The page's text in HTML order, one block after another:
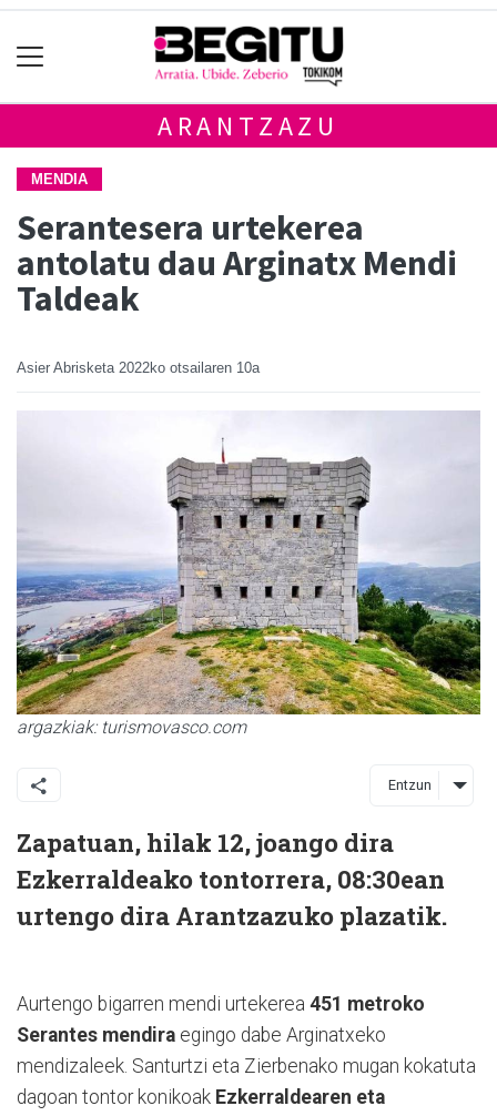
ARANTZAZU
MENDIA
Serantesera urtekerea
antolatu dau Arginatx Mendi
Taldeak
Asier Abrisketa 2022ko otsailaren 10a
argazkiak: turismovasco.com
Entzun
Zapatuan, hilak 12, joango dira
Ezkerraldeako tontorrera, 08:30ean
urtengo dira Arantzazuko plazatik.
Aurtengo bigarren mendi urtekerea 451 metroko
Serantes mendira egingo dabe Arginatxeko
mendizaleek. Santurtzi eta Zierbenako mugan kokatuta
dagoan tontor konikoak Ezkerraldearen eta